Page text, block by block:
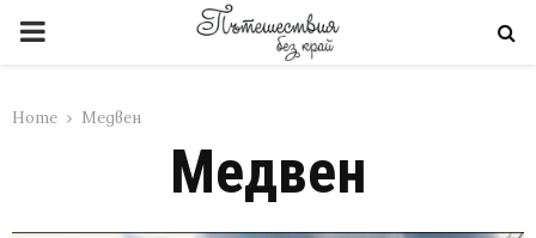
PRIMARY
Home Медвен
Медвен